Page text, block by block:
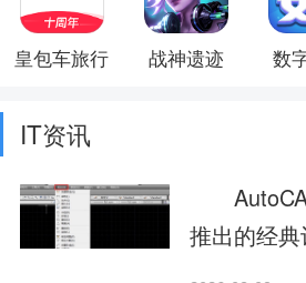
皇包车旅行 战神遗迹 数
IT资讯
推出的经
工具，主